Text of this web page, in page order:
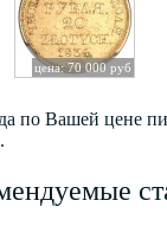
цена: 70 000 руб
по Вашей цене